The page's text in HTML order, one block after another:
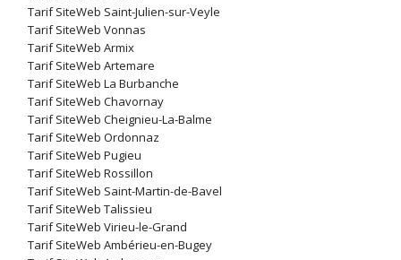
Tarif SiteWeb Saint-Julien-sur-Veyle
Tarif SiteWeb Vonnas
Tarif SiteWeb Armix
Tarif SiteWeb Artemare
Tarif SiteWeb La Burbanche
Tarif SiteWeb Chavornay
Tarif SiteWeb Cheignieu-La-Balme
Tarif SiteWeb Ordonnaz
Tarif SiteWeb Pugieu
Tarif SiteWeb Rossillon
Tarif SiteWeb Saint-Martin-de-Bavel
Tarif SiteWeb Talissieu
Tarif SiteWeb Virieu-le-Grand
Tarif SiteWeb Ambérieu-en-Bugey